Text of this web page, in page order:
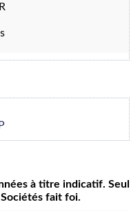
à titre indicatif. Seul
fait foi.